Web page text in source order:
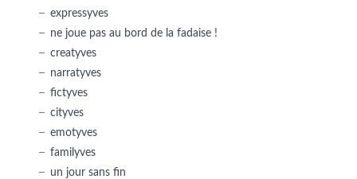
expressyves
ne joue pas au bord de la fadaise !
creatyves
narratyves
fictyves
cityves
emotyves
familyves
un jour sans fin